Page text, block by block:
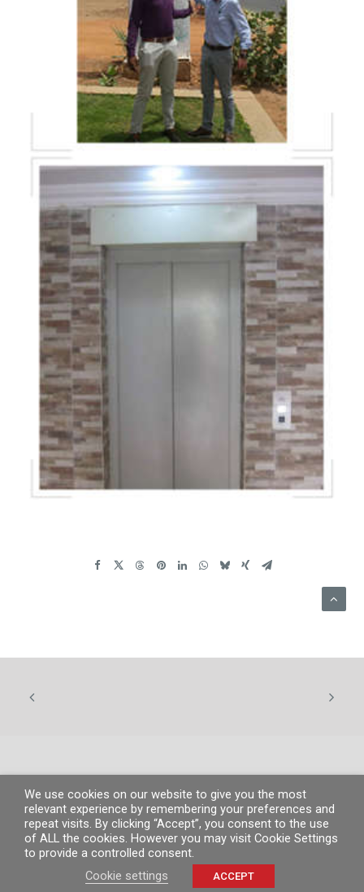
© MP 2019. Tous droits réservés. |Information légale| Politique de
confidentialité|Politique de cookies
We use cookies on our website to give you the most
relevant experience by remembering your preferences and
repeat visits. By clicking “Accept”, you consent to the use
of ALL the cookies. However you may visit Cookie Settings
to provide a controlled consent.
Cookie settings
ACCEPT